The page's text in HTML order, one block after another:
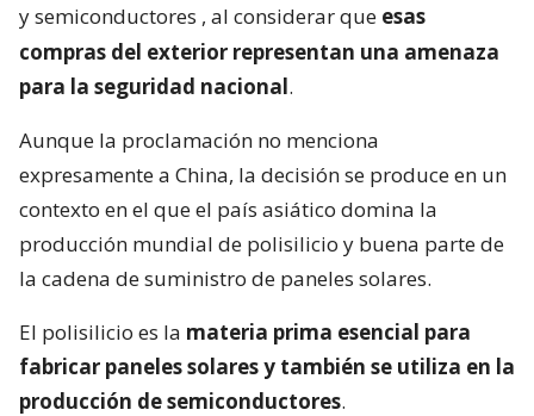
y semiconductores , al considerar que esas
compras del exterior representan una amenaza
para la seguridad nacional.
Aunque la proclamación no menciona
expresamente a China, la decisión se produce en un
contexto en el que el país asiático domina la
producción mundial de polisilicio y buena parte de
la cadena de suministro de paneles solares.
El polisilicio es la materia prima esencial para
fabricar paneles solares y también se utiliza en la
producción de semiconductores.